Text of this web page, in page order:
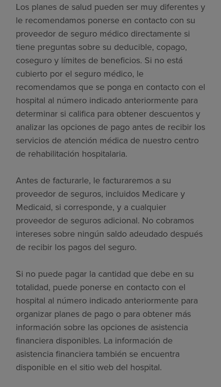
Los planes de salud pueden ser muy diferentes y
le recomendamos ponerse en contacto con su
proveedor de seguro médico directamente si
tiene preguntas sobre su deducible, copago,
coseguro y límites de beneficios. Si no está
cubierto por el seguro médico, le
recomendamos que se ponga en contacto con el
hospital al número indicado anteriormente para
determinar si califica para obtener descuentos y
analizar las opciones de pago antes de recibir los
servicios de atención médica de nuestro centro
de rehabilitación hospitalaria.
Antes de facturarle, le facturaremos a su
proveedor de seguros, incluidos Medicare y
Medicaid, si corresponde, y a cualquier
proveedor de seguros adicional. No cobramos
intereses sobre ningún saldo adeudado después
de recibir los pagos del seguro.
Si no puede pagar la cantidad que debe en su
totalidad, puede ponerse en contacto con el
hospital al número indicado anteriormente para
organizar planes de pago o para obtener más
información sobre las opciones de asistencia
financiera disponibles. La información de
asistencia financiera también se encuentra
disponible en el sitio web del hospital.